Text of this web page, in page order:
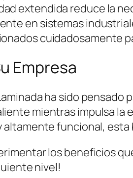
extendida reduce la
en sistemas
cuidadosamente
Empresa
ha sido
mientras impulsa
funcional,
los beneficios
nivel!